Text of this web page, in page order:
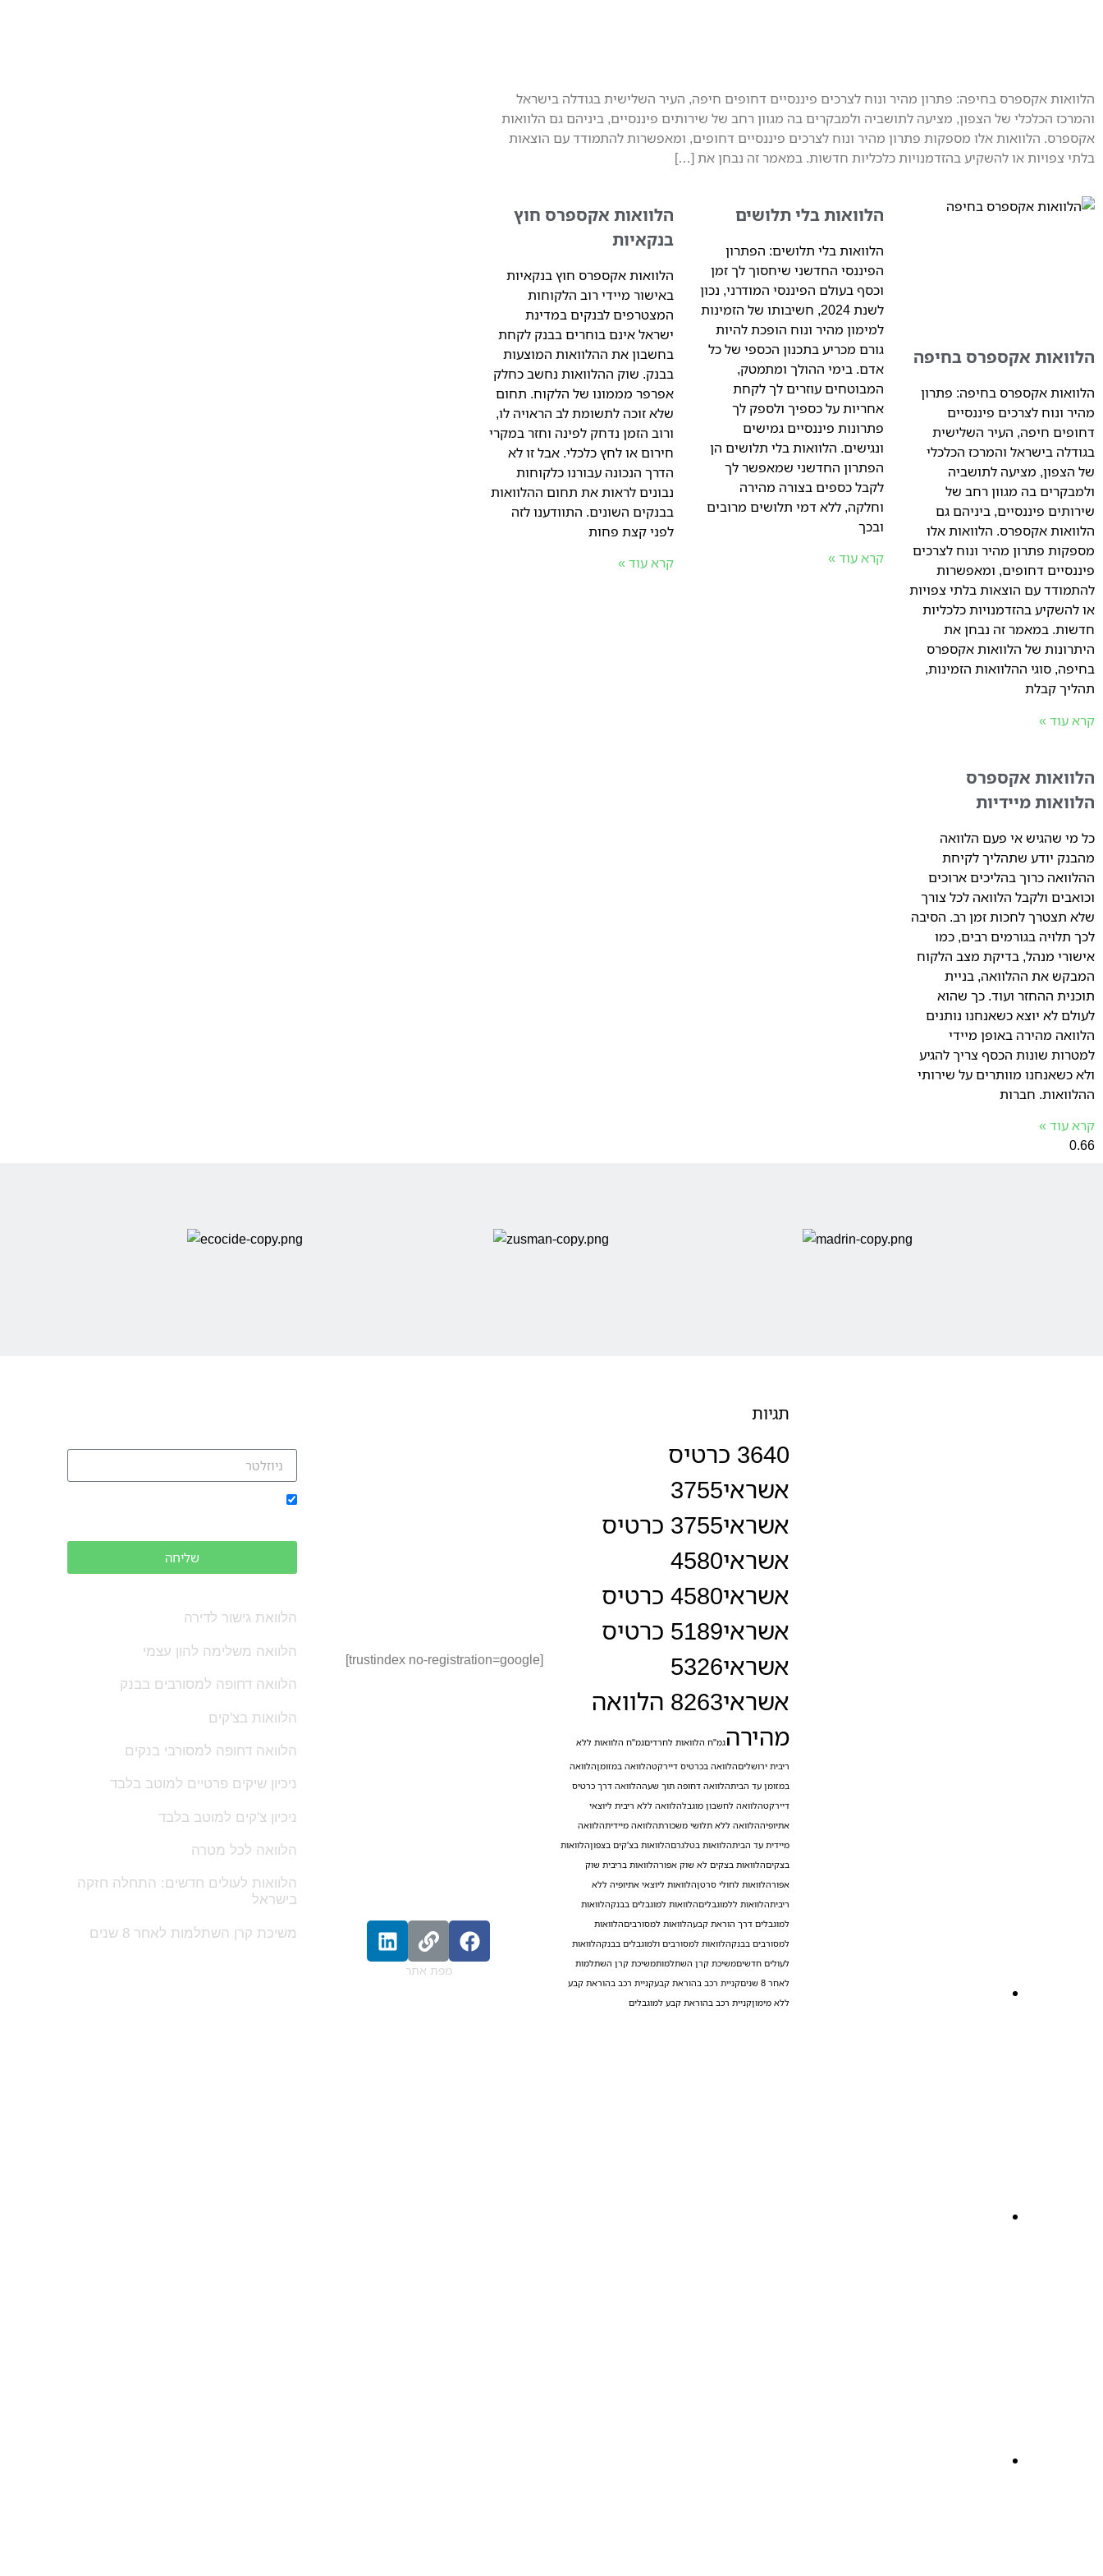
הלוואות אקספרס בחיפה: פתרון מהיר ונוח לצרכים פיננסיים דחופים חיפה, העיר השלישית בגודלה בישראל
והמרכז הכלכלי של הצפון, מציעה לתושביה ולמבקרים בה מגוון רחב של שירותים פיננסיים, ביניהם גם הלוואות
אקספרס. הלוואות אלו מספקות פתרון מהיר ונוח לצרכים פיננסיים דחופים, ומאפשרות להתמודד עם הוצאות
בלתי צפויות או להשקיע בהזדמנויות כלכליות חדשות. במאמר זה נבחן את […]
הלוואות אקספרס בחיפה
הלוואות אקספרס בחיפה: פתרון
מהיר ונוח לצרכים פיננסיים
דחופים חיפה, העיר השלישית
בגודלה בישראל והמרכז הכלכלי
של הצפון, מציעה לתושביה
ולמבקרים בה מגוון רחב של
שירותים פיננסיים, ביניהם גם
הלוואות אקספרס. הלוואות אלו
מספקות פתרון מהיר ונוח לצרכים
פיננסיים דחופים, ומאפשרות
להתמודד עם הוצאות בלתי צפויות
או להשקיע בהזדמנויות כלכליות
חדשות. במאמר זה נבחן את
היתרונות של הלוואות אקספרס
בחיפה, סוגי ההלוואות הזמינות,
תהליך קבלת
קרא עוד »
הלוואות בלי תלושים
הלוואות בלי תלושים: הפתרון
הפיננסי החדשני שיחסוך לך זמן
וכסף בעולם הפיננסי המודרני, נכון
לשנת 2024, חשיבותו של הזמינות
למימון מהיר ונוח הופכת להיות
גורם מכריע בתכנון הכספי של כל
אדם. בימי ההולך ומתמטק,
המבוטחים עוזרים לך לקחת
אחריות על כספיך ולספק לך
פתרונות פיננסיים גמישים
ונגישים. הלוואות בלי תלושים הן
הפתרון החדשני שמאפשר לך
לקבל כספים בצורה מהירה
וחלקה, ללא דמי תלושים מרובים
ובכך
קרא עוד »
הלוואות אקספרס חוץ
בנקאיות
הלוואות אקספרס חוץ בנקאיות
באישור מיידי רוב הלקוחות
המצטרפים לבנקים במדינת
ישראל אינם בוחרים בבנק לקחת
בחשבון את ההלוואות המוצעות
בבנק. שוק ההלוואות נחשב כחלק
אפרפר מממונו של הלקוח. תחום
שלא זוכה לתשומת לב הראויה לו,
ורוב הזמן נדחק לפינה וחזר במקרי
חירום או לחץ כלכלי. אבל זו לא
הדרך הנכונה עבורנו כלקוחות
נבונים לראות את תחום ההלוואות
בבנקים השונים. התוודענו לזה
לפני קצת פחות
קרא עוד »
הלוואות אקספרס
הלוואות מיידיות
כל מי שהגיש אי פעם הלוואה
מהבנק יודע שתהליך לקיחת
ההלוואה כרוך בהליכים ארוכים
וכואבים ולקבל הלוואה לכל צורך
שלא תצטרך לחכות זמן רב. הסיבה
לכך תלויה בגורמים רבים, כמו
אישורי מנהל, בדיקת מצב הלקוח
המבקש את ההלוואה, בניית
תוכנית ההחזר ועוד. כך שהוא
לעולם לא יוצא כשאנחנו נותנים
הלוואה מהירה באופן מיידי
למטרות שונות הכסף צריך להגיע
ולא כשאנחנו מוותרים על שירותי
ההלוואות. חברות
קרא עוד »
תגיות
3640 כרטיס
אשראי3755
אשראי
3755 כרטיס
אשראי4580
אשראי
4580 כרטיס
אשראי
5189 כרטיס
אשראי5326
אשראי
8263 הלוואה
מהירהגמ"ח הלוואות לחרדיםגמ"ח הלוואות ללא
ריבית ירושליםהלוואה בכרטיס דיירקטהלוואה במזומןהלוואה
במזומן עד הביתהלוואה דחופה תוך שעההלוואה דרך כרטיס
דיירקטהלוואה לחשבון מוגבלהלוואה ללא ריבית ליוצאי
אתיופיההלוואה ללא תלושי משכורתהלוואה מיידיתהלוואה
מיידית עד הביתהלוואות בטלגרםהלוואות בצ'קים בצפוןהלוואות
בצקיםהלוואות בצקים לא שוק אפורהלוואות בריבית שוק
אפורהלוואות לחולי סרטןהלוואות ליוצאי אתיופיה ללא
ריביתהלוואות ללמוגבליםהלוואות למוגבלים בבנקהלוואות
למוגבלים דרך הוראת קבעהלוואות למסורביםהלוואות
למסורבים בבנקהלוואות למסורבים ולמוגבלים בבנקהלוואות
לעולים חדשיםמשיכת קרן השתלמותמשיכת קרן השתלמות
לאחר 8 שנים
קניית רכב בהוראת קבעקניית רכב בהוראת קבע
ללא מימוןקניית רכב בהוראת קבע למוגבלים
[trustindex no-registration=google]
מפת אתר
שליחה
הלוואת גישור לדירה
הלוואה משלימה להון עצמי
הלוואה דחופה למסורבים בבנק
הלוואות בצ'קים
הלוואה דחופה למסורבי בנקים
ניכיון שיקים פרטיים למוטב בלבד
ניכיון צ'קים למוטב בלבד
הלוואה לכל מטרה
הלוואות לעולים חדשים: התחלה חזקה
בישראל
משיכת קרן השתלמות לאחר 8 שנים